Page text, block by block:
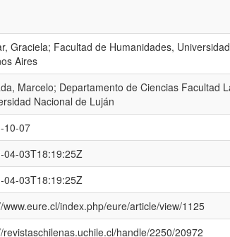
Graciela; Facultad de Humanidades,
Aires
Marcelo; Departamento de Ciencias Facultad
Nacional de Luján
10-07
04-03T18:19:25Z
04-03T18:19:25Z
www.eure.cl/index.php/eure/article/view/1125
revistaschilenas.uchile.cl/handle/2250/20972